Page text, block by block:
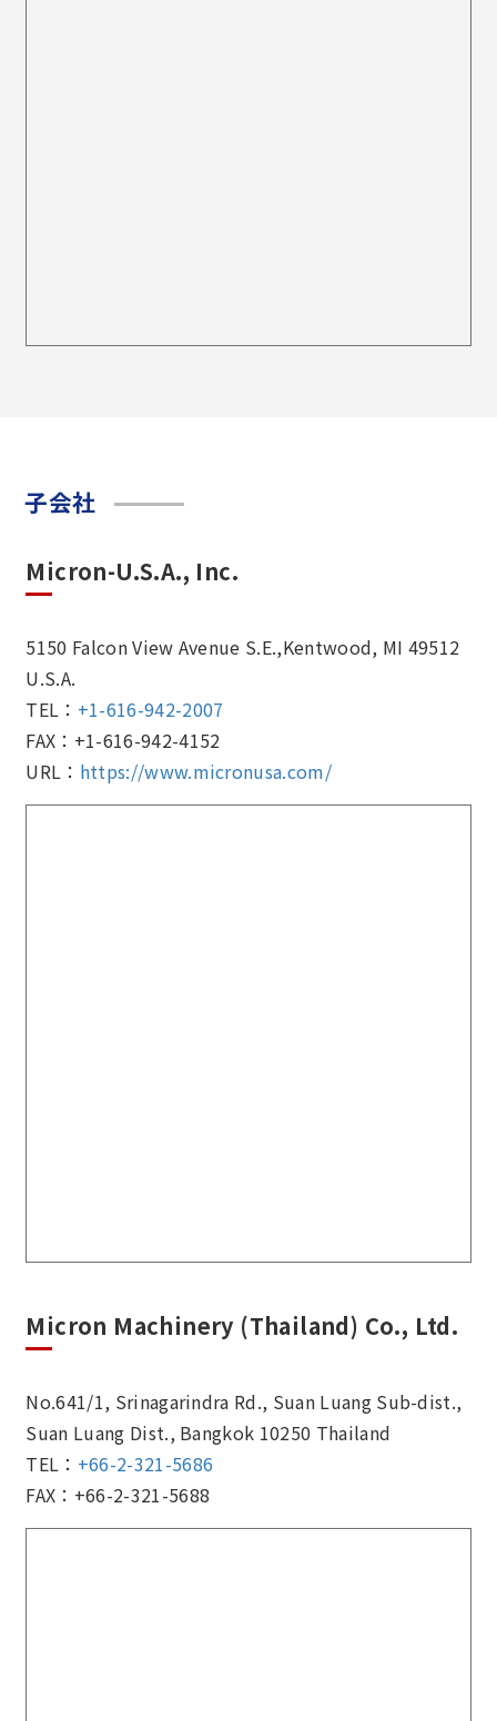
子会社
Micron-U.S.A., Inc.
5150 Falcon View Avenue S.E.,Kentwood, MI 49512
U.S.A.
TEL： +1-616-942-2007
FAX：+1-616-942-4152
URL： https://www.micronusa.com/
Micron Machinery (Thailand) Co., Ltd.
No.641/1, Srinagarindra Rd., Suan Luang Sub-dist.,
Suan Luang Dist., Bangkok 10250 Thailand
TEL： +66-2-321-5686
FAX：+66-2-321-5688